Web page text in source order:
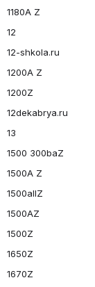
1180A Z
12
12-shkola.ru
1200A Z
1200Z
12dekabrya.ru
13
1500 300baZ
1500A Z
1500allZ
1500AZ
1500Z
1650Z
1670Z